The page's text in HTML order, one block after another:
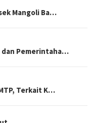
Mangoli Ba…
dan Pemerintaha…
Terkait K…